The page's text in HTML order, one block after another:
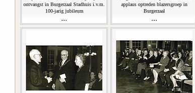
ontvangst in Burgerzaal Stadhuis i.v.m.
100-jarig jubileum
applaus optreden blazersgroep in
Burgerzaal